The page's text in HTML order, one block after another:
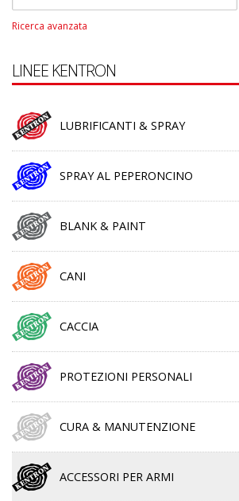
Ricerca avanzata
LINEE KENTRON
LUBRIFICANTI & SPRAY
SPRAY AL PEPERONCINO
BLANK & PAINT
CANI
CACCIA
PROTEZIONI PERSONALI
CURA & MANUTENZIONE
ACCESSORI PER ARMI